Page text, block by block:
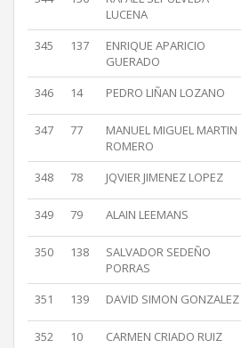
LUCENA
345 137
ENRIQUE APARICIO
GUERADO
346 14 PEDRO LIÑAN LOZANO
347 77
MANUEL MIGUEL MARTIN
ROMERO
348 78 JQVIER JIMENEZ LOPEZ
349 79 ALAIN LEEMANS
350 138
SALVADOR SEDEÑO
PORRAS
351 139 DAVID SIMON GONZALEZ
352 10 CARMEN CRIADO RUIZ